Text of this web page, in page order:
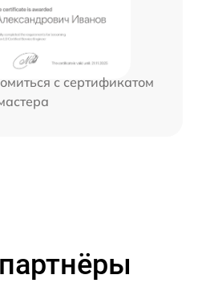
с сертификатом